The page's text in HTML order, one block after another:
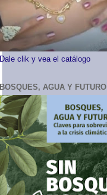
Dale clik y vea el catálogo
BOSQUES, AGUA Y FUTURO